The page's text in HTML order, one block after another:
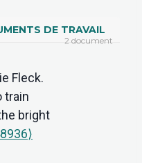
DE TRAVAIL
2 document
Fleck.
train
bright